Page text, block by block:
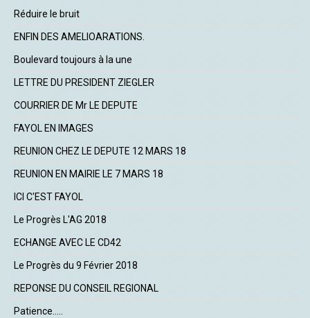
Réduire le bruit
ENFIN DES AMELIOARATIONS.
Boulevard toujours à la une
LETTRE DU PRESIDENT ZIEGLER
COURRIER DE Mr LE DEPUTE
FAYOL EN IMAGES
REUNION CHEZ LE DEPUTE 12 MARS 18
REUNION EN MAIRIE LE 7 MARS 18
ICI C'EST FAYOL
Le Progrès L'AG 2018
ECHANGE AVEC LE CD42
Le Progrès du 9 Février 2018
REPONSE DU CONSEIL REGIONAL
Patience.....